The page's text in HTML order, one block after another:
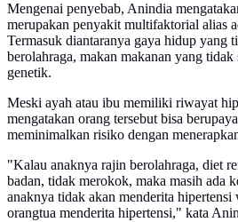
Mengenai penyebab, Anindia
merupakan penyakit multifaktorial alias
Termasuk diantaranya gaya hidup yang
berolahraga, makan makanan yang
genetik.
Meski ayah atau ibu memiliki riwayat
mengatakan orang tersebut bisa
meminimalkan risiko dengan
"Kalau anaknya rajin berolahraga, diet
badan, tidak merokok, maka masih ada
anaknya tidak akan menderita
orangtua menderita hipertensi," kata